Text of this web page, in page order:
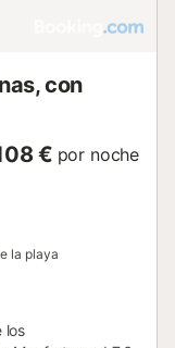
con
€ por noche
la playa
los